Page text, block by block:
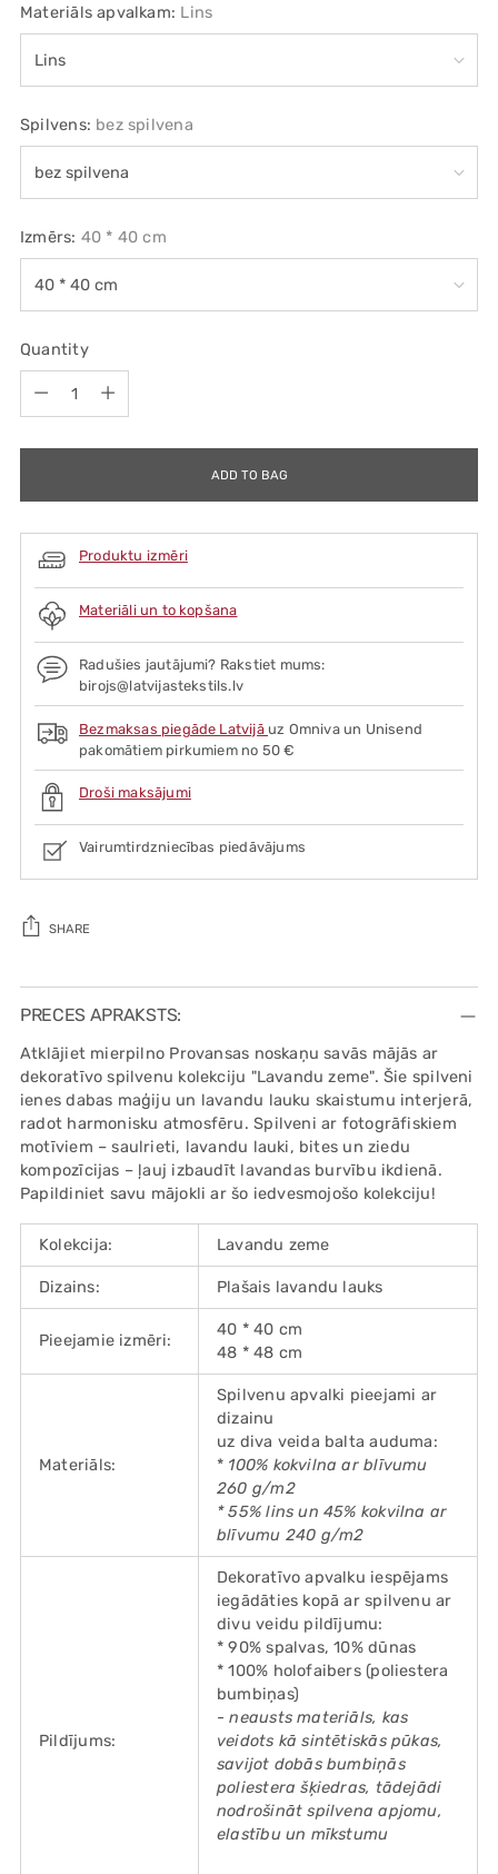
Materiāls apvalkam: Lins
Spilvens: bez spilvena
Izmērs: 40 * 40 cm
Quantity
ADD TO BAG
Produktu izmēri
Materiāli un to kopšana
Radušies jautājumi? Rakstiet mums:
birojs@latvijastekstils.lv
Bezmaksas piegāde Latvijā uz Omniva un Unisend
pakomātiem pirkumiem no 50 €
Droši maksājumi
Vairumtirdzniecības piedāvājums
SHARE
Adding
product
your
cart
PRECES APRAKSTS:
Atklājiet mierpilno Provansas noskaņu savās mājās ar
dekoratīvo spilvenu kolekciju "Lavandu zeme". Šie spilveni
ienes dabas maģiju un lavandu lauku skaistumu interjerā,
radot harmonisku atmosfēru. Spilveni ar fotogrāfiskiem
motīviem – saulrieti, lavandu lauki, bites un ziedu
kompozīcijas – ļauj izbaudīt lavandas burvību ikdienā.
Papildiniet savu mājokli ar šo iedvesmojošo kolekciju!
Kolekcija: Lavandu zeme
Dizains: Plašais lavandu lauks
Pieejamie izmēri:
40 * 40 cm
48 * 48 cm
Materiāls:
Spilvenu apvalki pieejami ar
dizainu
uz diva veida balta auduma:
* 100% kokvilna ar blīvumu
260 g/m2
* 55% lins un 45% kokvilna ar
blīvumu 240 g/m2
Pildījums:
Dekoratīvo apvalku iespējams
iegādāties kopā ar spilvenu ar
divu veidu pildījumu:
* 90% spalvas, 10% dūnas
* 100% holofaibers (poliestera
bumbiņas)
- neausts materiāls, kas
veidots kā sintētiskās pūkas,
savijot dobās bumbiņās
poliestera šķiedras, tādejādi
nodrošināt spilvena apjomu,
elastību un mīkstumu